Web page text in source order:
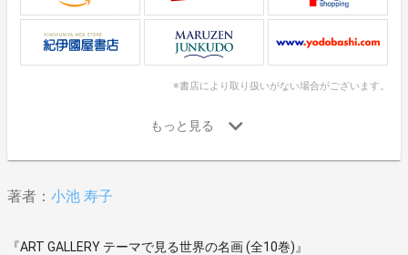
※書店により取り扱いがない場合がございます。
著者： 小池 寿子
『ART GALLERY テーマで見る世界の名画 (全10巻)』